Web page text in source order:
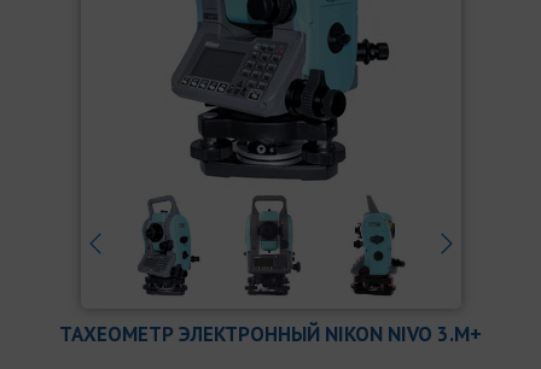
ТАХЕОМЕТР ЭЛЕКТРОННЫЙ NIKON NIVO 3.M+